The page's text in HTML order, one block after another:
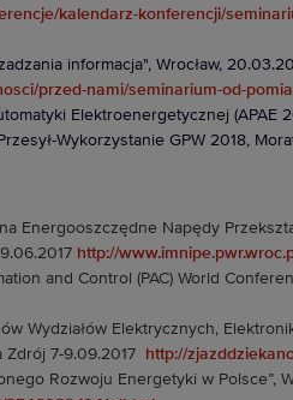
kalendarz-konferencji/
informacja", Wrocław,
przed-nami/seminarium-od-
Elektroenergetycznej (APAE
Wykorzystanie GPW 2018,
Energooszczędne Napędy
http://
and Control (PAC) World
Wydziałów Elektrycznych,
Zdrój 7-9.09.2017
http://
Rozwoju Energetyki w Polsce”,